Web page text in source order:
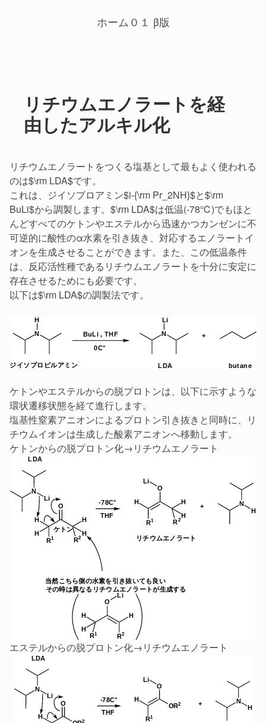
ホーム０１ β版
リチウムエノラートを経
由したアルキル化
リチウムエノラートをつくる塩基として最もよく使われる
のは$\rm LDA$です。
これは、ジイソプロアミン$i-{\rm Pr_2NH}$と$\rm
BuLi$から調製します。$\rm LDA$は低温(-78℃)でもほと
んどすべてのケトンやエステルから迅速かつカンゼンに不
可逆的に酸性のα水素を引き抜き、対応するエノラートイ
オンを生成させることができます。また、この低温条件
は、反応活性種であるリチウムエノラートを十分に安定に
存在させるためにも必要です。
以下は$\rm LDA$の調製法です。
ケトンやエステルからの脱プロトンは、以下に示すような
環状遷移状態を経て進行します。
塩基性窒素アニオンによるプロトン引き抜きと同時に、リ
チウムイオンは生成した酸素アニオンへ移動します。
ケトンからの脱プロトン化→リチウムエノラート
エステルからの脱プロトン化→リチウムエノラート